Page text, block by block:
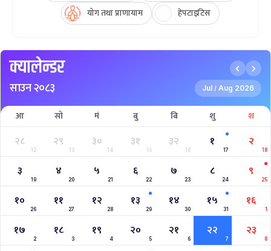
योग तथा प्राणायाम
हेपटाइटिस
क्यालेन्डर
साउन २०८३ Jul / Aug 2026
आ सो मं बु बि शु श
२८
12
२९
13
३०
14
३१
15
३२
16
१
17
२
18
३
19
४
20
५
21
६
22
७
23
८
24
९
25
१०
26
११
27
१२
28
१३
29
१४
30
१५
31
१६
1
१७
2
१८
3
१९
4
२०
5
२१
6
२२
7
२३
8